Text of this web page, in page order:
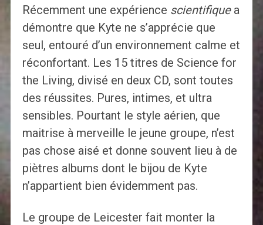
Récemment une expérience scientifiquea
démontre que Kyte ne s’apprécie que
seul, entouré d’un environnement calme et
réconfortant. Les 15 titres de Science for
the Living, divisé en deux CD, sont toutes
des réussites. Pures, intimes, et ultra
sensibles. Pourtant le style aérien, que
maitrise à merveille le jeune groupe, n’est
pas chose aisé et donne souvent lieu à de
piètres albums dont le bijou de Kyte
n’appartient bien évidemment pas.
Le groupe de Leicester fait monter la